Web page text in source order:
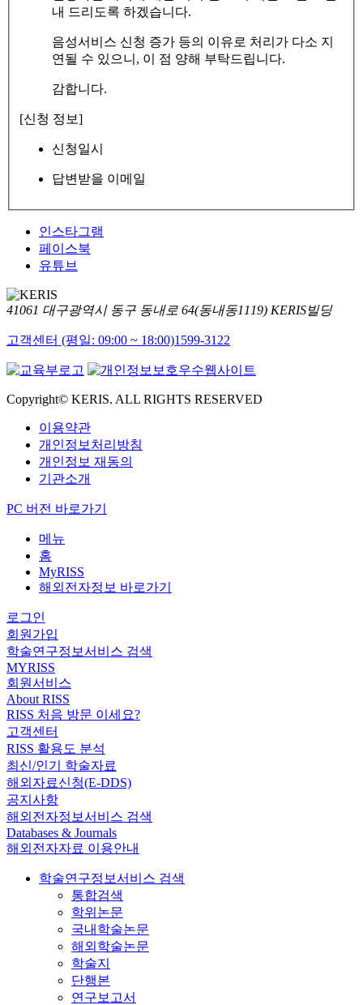
내 드리도록 하겠습니다.
음성서비스 신청 증가 등의 이유로 처리가 다소 지
연될 수 있으니, 이 점 양해 부탁드립니다.
감합니다.
[신청 정보]
신청일시
답변받을 이메일
인스타그램
페이스북
유튜브
41061 대구광역시 동구 동내로 64(동내동1119) KERIS빌딩
고객센터 (평일: 09:00 ~ 18:00)1599-3122
Copyright© KERIS. ALL RIGHTS RESERVED
이용약관
개인정보처리방침
개인정보 재동의
기관소개
PC 버전 바로가기
메뉴
홈
MyRISS
해외전자정보 바로가기
로그인
회원가입
학술연구정보서비스 검색
MYRISS
회원서비스
About RISS
RISS 처음 방문 이세요?
고객센터
RISS 활용도 분석
최신/인기 학술자료
해외자료신청(E-DDS)
공지사항
해외전자정보서비스 검색
Databases & Journals
해외전자자료 이용안내
학술연구정보서비스 검색
통합검색
학위논문
국내학술논문
해외학술논문
학술지
단행본
연구보고서